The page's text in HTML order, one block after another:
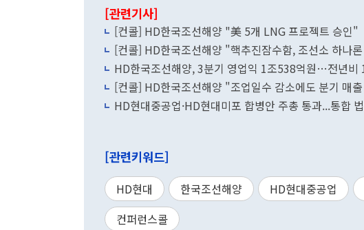
[관련기사]
[컨콜] HD한국조선해양 "美 5개 LNG 프로젝트 승인"
[컨콜] HD한국조선해양 "핵추진잠수함, 조선소 하나
HD한국조선해양, 3분기 영업익 1조538억원…전년
[컨콜] HD한국조선해양 "조업일수 감소에도 분기 매
HD현대중공업·HD현대미포 합병안 주총 통과...통합
[관련키워드]
HD현대 한국조선해양 HD현대중공업
컨퍼런스콜